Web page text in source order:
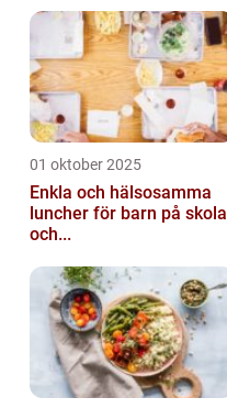
01 oktober 2025
Enkla och hälsosamma
luncher för barn på skola
och...